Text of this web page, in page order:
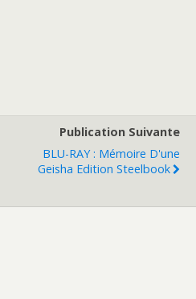
Publication Suivante
BLU-RAY : Mémoire D'une
Geisha Edition Steelbook